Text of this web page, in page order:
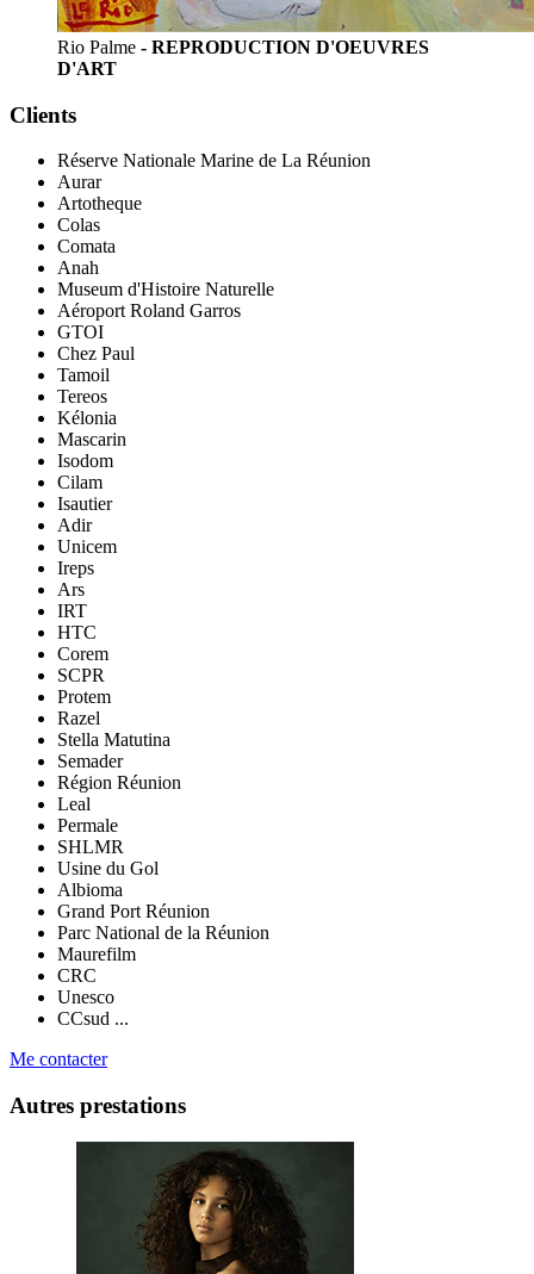
Rio Palme - REPRODUCTION D'OEUVRES
D'ART
Clients
Réserve Nationale Marine de La Réunion
Aurar
Artotheque
Colas
Comata
Anah
Museum d'Histoire Naturelle
Aéroport Roland Garros
GTOI
Chez Paul
Tamoil
Tereos
Kélonia
Mascarin
Isodom
Cilam
Isautier
Adir
Unicem
Ireps
Ars
IRT
HTC
Corem
SCPR
Protem
Razel
Stella Matutina
Semader
Région Réunion
Leal
Permale
SHLMR
Usine du Gol
Albioma
Grand Port Réunion
Parc National de la Réunion
Maurefilm
CRC
Unesco
CCsud ...
Me contacter
Autres prestations